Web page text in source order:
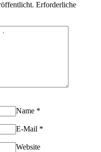
Erforderliche
Name *
E-Mail *
Website